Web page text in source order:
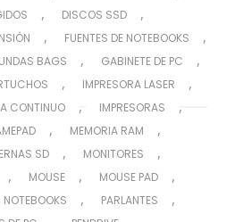
, DISCOS SSD ,
, FUENTES DE NOTEBOOKS ,
BAGS , GABINETE DE PC ,
, IMPRESORA LASER ,
CONTINUO , IMPRESORAS ,
, MEMORIA RAM ,
SD , MONITORES ,
, MOUSE , MOUSE PAD ,
NOTEBOOKS , PARLANTES ,